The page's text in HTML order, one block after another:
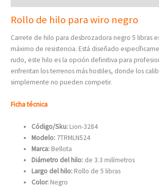
Rollo de hilo para wiro negro
Carrete de hilo para desbrozadora negro 5 libras
máximo de resistencia. Está diseñado
rudo, este hilo es la opción definitiva para
enfrentan los terrenos más hostiles, donde los
simplemente no pueden competir.
Ficha técnica
Código/Sku: Lion-3284
Modelo: 7TRMLN524
Marca: Bellota
Diámetro del hilo: de 3.3 milímetros
Largo del hilo: Rollo de 5 libras
Color: Negro